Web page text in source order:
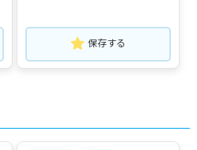
保存する